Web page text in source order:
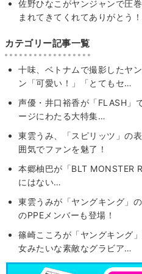
佐野ひなこがヤンジャンで圧
まれてきてくれてありがとう！
カテゴリー記事一覧
十味、ベトナムで撮影したヤ
ン「可愛い！」「とてもセ…
声優・井口裕香が「FLASH」
ージにわたる大特集…
東雲うみ、「スピリッツ」の
囲気でファンを魅了！
本郷柚巴が「BLT MONSTER
にはない…
東雲うみが「ヤングキング」
のPPEメンバーも登場！
篠崎こころが「ヤングキング
女みたいな素敵なグラビア…